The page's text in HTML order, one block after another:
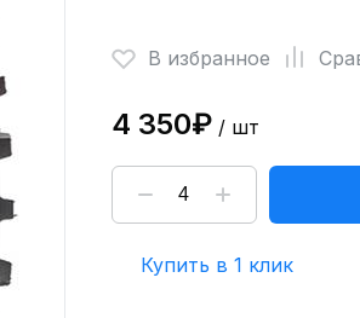
В избранное
4 350₽/ шт
Купить в 1 клик